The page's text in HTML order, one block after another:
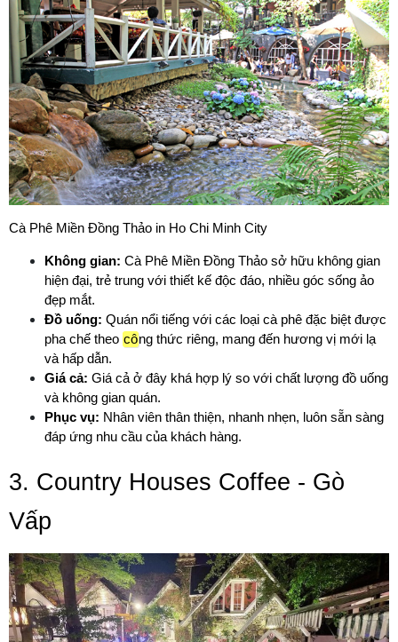
Cà Phê Miền Đồng Thảo in Ho Chi Minh City
Không gian: Cà Phê Miền Đồng Thảo sở hữu không gian
hiện đại, trẻ trung với thiết kế độc đáo, nhiều góc sống ảo
đẹp mắt.
Đồ uống: Quán nổi tiếng với các loại cà phê đặc biệt được
pha chế theo công thức riêng, mang đến hương vị mới lạ
và hấp dẫn.
Giá cả: Giá cả ở đây khá hợp lý so với chất lượng đồ uống
và không gian quán.
Phục vụ: Nhân viên thân thiện, nhanh nhẹn, luôn sẵn sàng
đáp ứng nhu cầu của khách hàng.
3. Country Houses Coffee - Gò
Vấp